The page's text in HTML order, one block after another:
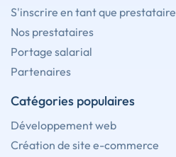
S'inscrire en tant que prestataire
Nos prestataires
Portage salarial
Partenaires
Catégories populaires
Développement web
Création de site e-commerce